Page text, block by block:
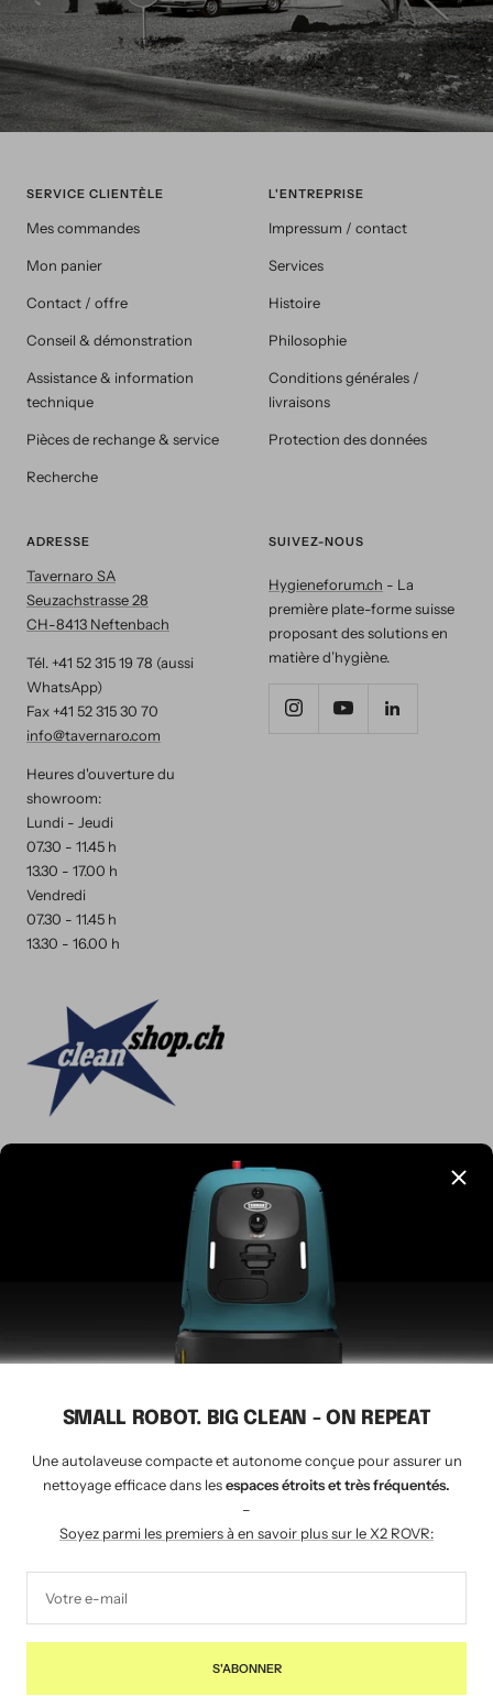
SMALL ROBOT. BIG CLEAN - ON REPEAT
Une autolaveuse compacte et autonome conçue pour assurer un
nettoyage efficace dans lesespaces étroits et très fréquentés.
–
Soyez parmi les premiers à en savoir plus sur le X2 ROVR:
Votre e-mail
S'ABONNER
SERVICE CLIENTÈLE
Mes commandes
Mon panier
Contact / offre
Conseil & démonstration
Assistance & information
technique
Pièces de rechange & service
Recherche
L'ENTREPRISE
Impressum / contact
Services
Histoire
Philosophie
Conditions générales /
livraisons
Protection des données
ADRESSE
Tavernaro SA
Seuzachstrasse 28
CH-8413 Neftenbach
Tél. +41 52 315 19 78 (aussi
WhatsApp)
Fax +41 52 315 30 70
info@tavernaro.com
Heures d'ouverture du
showroom:
Lundi - Jeudi
07.30 - 11.45 h
13.30 - 17.00 h
Vendredi
07.30 - 11.45 h
13.30 - 16.00 h
SUIVEZ-NOUS
Hygieneforum.ch - La
première plate-forme suisse
proposant des solutions en
matière d’hygiène.
© 2026 Tavernaro SA - depuis 1924